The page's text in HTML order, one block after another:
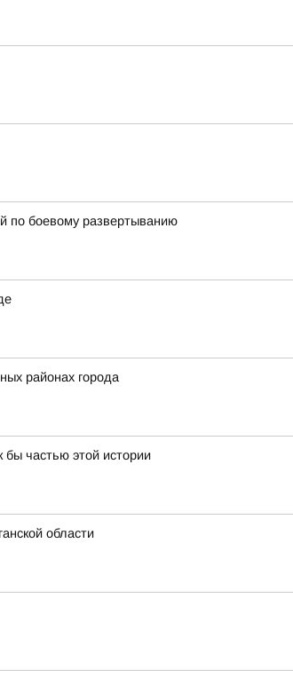
по боевому развертыванию
районах города
частью этой истории
области